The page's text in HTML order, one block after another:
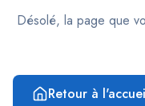
Désolé, la page que
Retour à